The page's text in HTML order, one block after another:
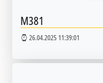
М381
26.04.2025 11:39:01